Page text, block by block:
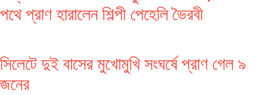
পথে প্রাণ হারালেন শিল্পী পেহেলি ভৈরবী
সিলেটে দুই বাসের মুখোমুখি সংঘর্ষে প্রাণ গেল ৯
জনের